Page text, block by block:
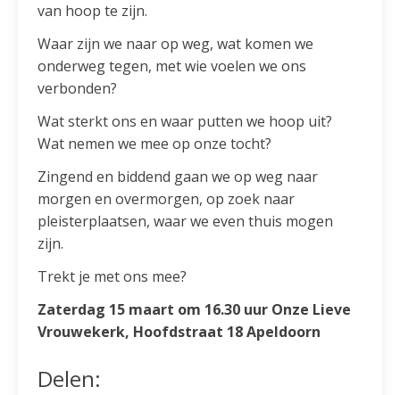
van hoop te zijn.
Waar zijn we naar op weg, wat komen we
onderweg tegen, met wie voelen we ons
verbonden?
Wat sterkt ons en waar putten we hoop uit?
Wat nemen we mee op onze tocht?
Zingend en biddend gaan we op weg naar
morgen en overmorgen, op zoek naar
pleisterplaatsen, waar we even thuis mogen
zijn.
Trekt je met ons mee?
Zaterdag 15 maart om 16.30 uur Onze Lieve
Vrouwekerk, Hoofdstraat 18 Apeldoorn
Delen: